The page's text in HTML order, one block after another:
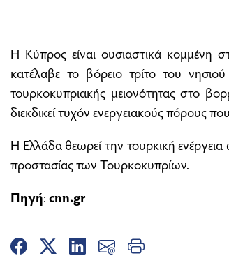
Η Κύπρος είναι ουσιαστικά κομμένη
κατέλαβε το βόρειο τρίτο του
τουρκοκυπριακής μειονότητας στο
διεκδικεί τυχόν ενεργειακούς πόρους
Η Ελλάδα θεωρεί την τουρκική
προστασίας των Τουρκοκυπρίων.
Πηγή:cnn.gr